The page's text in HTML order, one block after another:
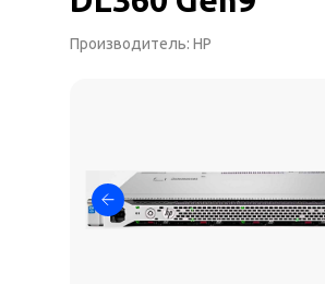
Производитель: HP